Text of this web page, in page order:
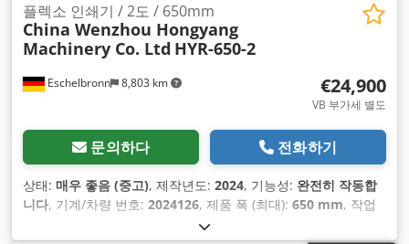
Eschelbronn 8,803 km
플렉소 인쇄기 / 2도 / 650mm
China Wenzhou Hongyang
Machinery Co. Ltd HYR-650-2
€24,900
VB 부가세 별도
문의하다 전화하기
상태: 매우 좋음 (중고), 제작년도: 2024, 기능성: 완전히 작동합
니다, 기계/차량 번호: 2024126, 제품 폭 (최대): 650 mm, 작업